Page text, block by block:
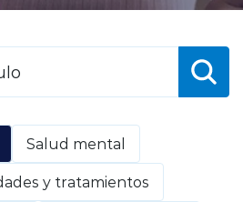
de Horas
Portal Bupa
Salud mental
y tratamientos